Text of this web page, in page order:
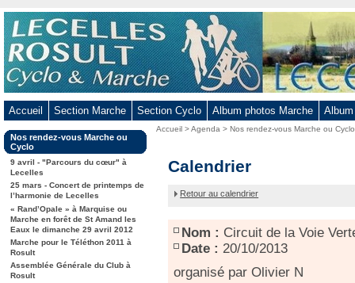
Aller
au
contenu
-
Aller
menu
principal
-
Aller
la
recherche
Accueil Section Marche Section Cyclo Album photos Marche
Dans
la
rubrique
:
Nos rendez-vous Marche ou
Cyclo
9 avril - "Parcours du cœur" à
Lecelles
25 mars - Concert de printemps de
l’harmonie de Lecelles
« Rand’Opale » à Marquise ou
Marche en forêt de St Amand les
Eaux le dimanche 29 avril 2012
Marche pour le Téléthon 2011 à
Rosult
Assemblée Générale du Club à
Rosult
Vous
Accueil >Agenda>Nos rendez-vous Marche ou Cyclo
Circuit
de
la
Voie
à
Orchies
Calendrier
Retour au calendrier
Nom : Circuit de la Voie
Date : 20/10/2013
organisé par Olivier N